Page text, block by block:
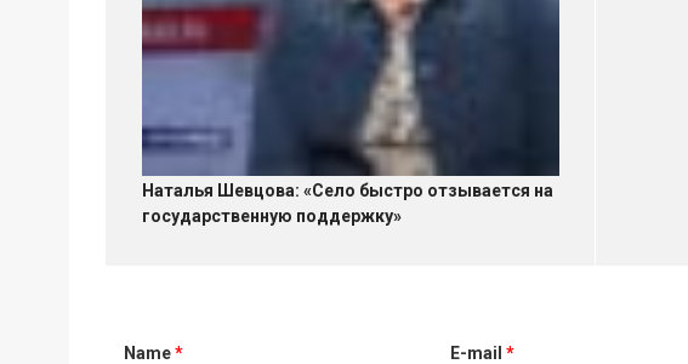
Наталья Шевцова: «Село быстро отзывается на
государственную поддержку»
Name* E-mail*